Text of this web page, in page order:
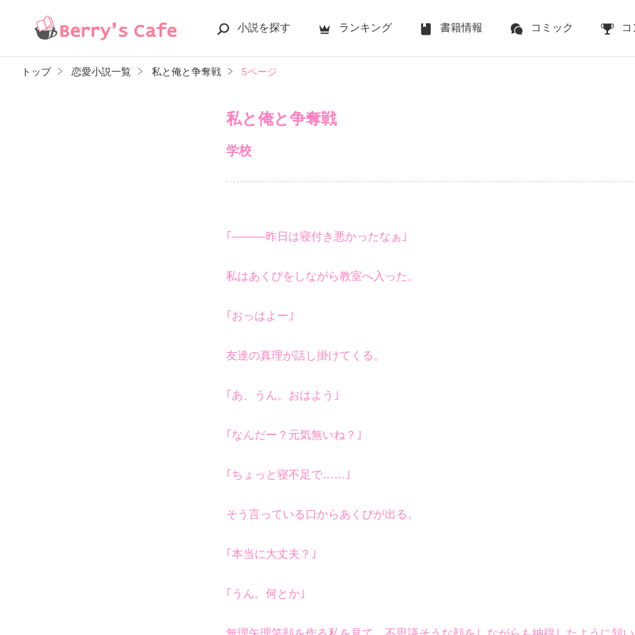
小説を探す ランキング 書籍情報 コミック
トップ 恋愛小説一覧 私と俺と争奪戦 5ページ
私と俺と争奪戦
学校
｢―――昨日は寝付き悪かったなぁ｣
私はあくびをしながら教室へ入った。
｢おっはよー｣
友達の真理が話し掛けてくる。
｢あ、うん。おはよう｣
｢なんだー？元気無いね？｣
｢ちょっと寝不足で……｣
そう言っている口からあくびが出る。
｢本当に大丈夫？｣
｢うん。何とか｣